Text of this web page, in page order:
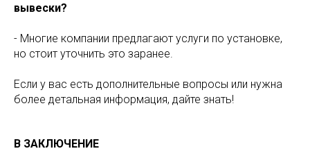
вывески?
- Многие компании предлагают услуги по установке,
но стоит уточнить это заранее.
Если у вас есть дополнительные вопросы или нужна
более детальная информация, дайте знать!
В ЗАКЛЮЧЕНИЕ